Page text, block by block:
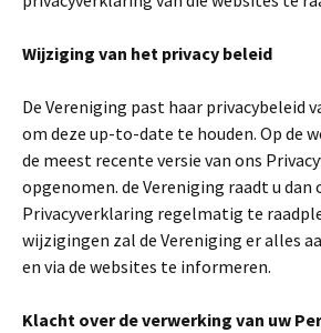
Wijziging van het privacy beleid
De Vereniging past haar privacybeleid
om deze up-to-date te houden. Op de
de meest recente versie van ons
opgenomen. de Vereniging raadt u dan
Privacyverklaring regelmatig te
wijzigingen zal de Vereniging er alles
en via de websites te informeren.
Klacht over de verwerking van uw